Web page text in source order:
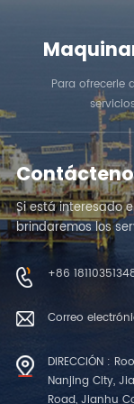
Para ofrecerle
Si está interesado
brindaremos los
+86
Correo
DIRECCIÓN :
Nanjing City,
Road, Jianhu